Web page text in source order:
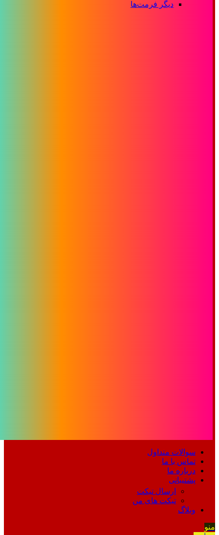
دیگر فرمت‌ها
سوالات متداول
تماس با ما
درباره ما
پشتیبانی
ارسال تیکت
تیکت های من
وبلاگ
منو